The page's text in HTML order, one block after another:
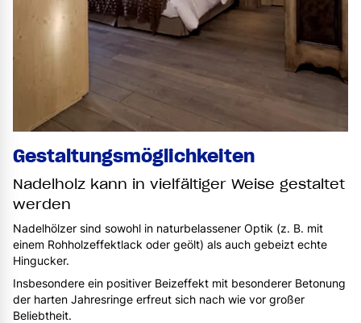
Gestaltungsmöglichkeiten
Nadelholz kann in vielfältiger Weise gestaltet
werden
Nadelhölzer sind sowohl in naturbelassener Optik (z. B. mit
einem Rohholzeffektlack oder geölt) als auch gebeizt echte
Hingucker.
Insbesondere ein positiver Beizeffekt mit besonderer Betonung
der harten Jahresringe erfreut sich nach wie vor großer
Beliebtheit.